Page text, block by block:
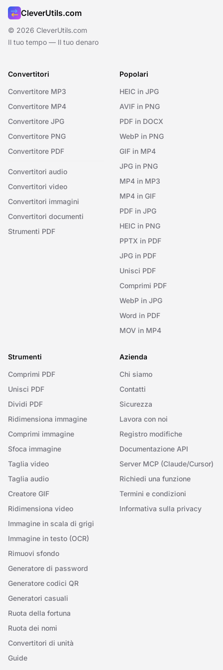
CleverUtils.com
© 2026 CleverUtils.com
Il tuo tempo — Il tuo denaro
Convertitori
Convertitore MP3
Convertitore MP4
Convertitore JPG
Convertitore PNG
Convertitore PDF
Convertitori audio
Convertitori video
Convertitori immagini
Convertitori documenti
Strumenti PDF
Popolari
HEIC in JPG
AVIF in PNG
PDF in DOCX
WebP in PNG
GIF in MP4
JPG in PNG
MP4 in MP3
MP4 in GIF
PDF in JPG
HEIC in PNG
PPTX in PDF
JPG in PDF
Unisci PDF
Comprimi PDF
WebP in JPG
Word in PDF
MOV in MP4
Strumenti
Comprimi PDF
Unisci PDF
Dividi PDF
Ridimensiona immagine
Comprimi immagine
Sfoca immagine
Taglia video
Taglia audio
Creatore GIF
Ridimensiona video
Immagine in scala di grigi
Immagine in testo (OCR)
Rimuovi sfondo
Generatore di password
Generatore codici QR
Generatori casuali
Ruota della fortuna
Ruota dei nomi
Convertitori di unità
Guide
Azienda
Chi siamo
Contatti
Sicurezza
Lavora con noi
Registro modifiche
Documentazione API
Server MCP (Claude/Cursor)
Richiedi una funzione
Termini e condizioni
Informativa sulla privacy